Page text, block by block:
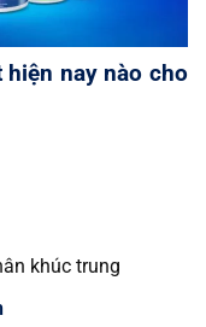
nay nào cho
khúc trung